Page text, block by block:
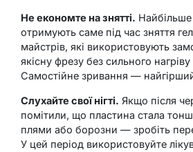
Не економте на знятті.
отримують саме під час зняття
майстрів, які використовують
якісну фрезу без сильного нагріву
Самостійне зривання —
Слухайте свої нігті. Якщо після
помітили, що пластина стала
плями або борозни — зробіть
У цей період використовуйте